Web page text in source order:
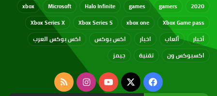
2020
gamers
games
Halo Infinite
Microsoft
xbox
Xbox Game pass
xbox one
Xbox Series S
Xbox Series X
أخبار
ألعاب اخبار اكس بوكس
اكس بوكس العرب
اكسبوكس ون
تقنية جيمز
فيسبوك
‫X
‫YouTubeانستقرامملخص